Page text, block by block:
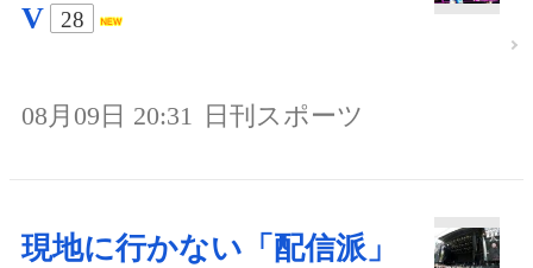
V
28
08月09日 20:31 日刊スポーツ
現地に行かない「配信派」